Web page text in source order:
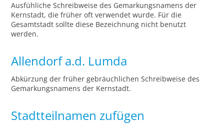
Ausfühliche Schreibweise des Gemarkungsnamens der
Kernstadt, die früher oft verwendet wurde. Für die
Gesamtstadt sollte diese Bezeichnung nicht benutzt
werden.
Allendorf a.d. Lumda
Abkürzung der früher gebräuchlichen Schreibweise des
Gemarkungsnamens der Kernstadt.
Stadtteilnamen zufügen